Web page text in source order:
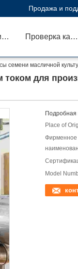
Продажа и
Путешествие фабрики Проверка качества
семени масличной
током для
Подробная
Place of
Фирменное
Model